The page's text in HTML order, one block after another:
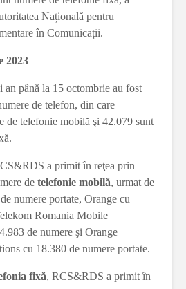
Națională pentru
în Comunicații.
2023
an până la 15 octombrie au fost
de telefon, din care
de telefonie mobilă şi 42.079 sunt
a primit în reţea prin
de telefonie mobilă, urmat de
numere portate, Orange cu
Romania Mobile
de numere şi Orange
cu 18.380 de numere portate.
fixă, RCS&RDS a primit în